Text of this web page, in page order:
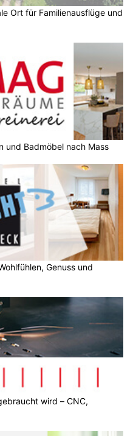
Ort für Familienausflüge und
und Badmöbel nach Mass
Genuss und
wird – CNC,